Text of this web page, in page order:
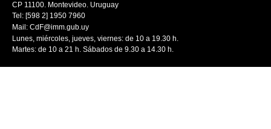
CP 11100. Montevideo. Uruguay
Tel: [598 2] 1950 7960
Mail: CdF@imm.gub.uy
Lunes, miércoles, jueves, viernes: de 10 a 19.30 h.
Martes: de 10 a 21 h. Sábados de 9.30 a 14.30 h.